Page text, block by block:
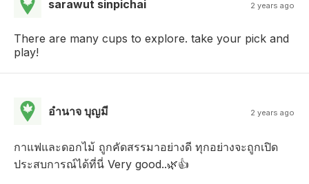
sarawut sinpichai 2 years ago
There are many cups to explore. take your pick and
play!
อํานาจ บุญมี 2 years ago
กาแฟและดอกไม้ ถูกคัดสรรมาอย่างดี ทุกอย่างจะถูกเปิด
ประสบการณ์ได้ที่นี่ Very good..🌿👍